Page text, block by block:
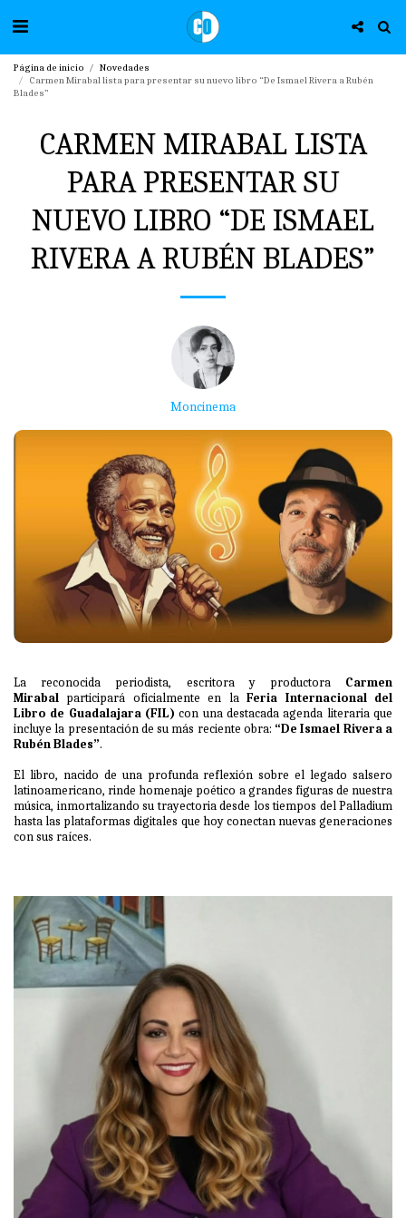
Página de inicio
Novedades
Carmen Mirabal lista para presentar su nuevo libro “De Ismael Rivera a Rubén
Blades”
CARMEN MIRABAL LISTA
PARA PRESENTAR SU
NUEVO LIBRO “DE ISMAEL
RIVERA A RUBÉN BLADES”
Moncinema
La reconocida periodista, escritora y productora Carmen
Mirabal participará oficialmente en laFeria Internacional del
Libro de Guadalajara (FIL) con una destacada agenda literaria que
incluye la presentación de su más reciente obra: “De Ismael Rivera a
Rubén Blades”.
El libro, nacido de una profunda reflexión sobre el legado salsero
latinoamericano, rinde homenaje poético a grandes figuras de nuestra
música, inmortalizando su trayectoria desde los tiempos del Palladium
hasta las plataformas digitales que hoy conectan nuevas generaciones
con sus raíces.